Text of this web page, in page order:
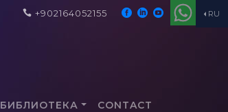
RU
+902164052155
БИБЛИОТЕКА CONTACT